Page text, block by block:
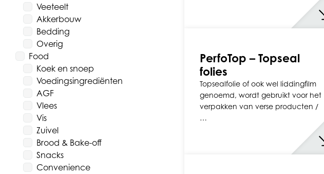
Veeteelt
Akkerbouw
Bedding
Overig
Food
Koek en snoep
Voedingsingrediënten
AGF
Vlees
Vis
Zuivel
Brood & Bake-off
Snacks
Convenience
PerfoTop – Topseal
folies
Topsealfolie of ook wel liddingfilm
genoemd, wordt gebruikt voor het
verpakken van verse producten /
…